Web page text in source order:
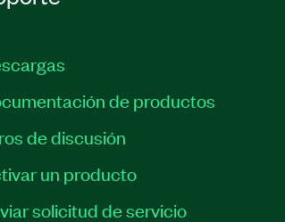
de productos
de discusión
un producto
solicitud de servicio